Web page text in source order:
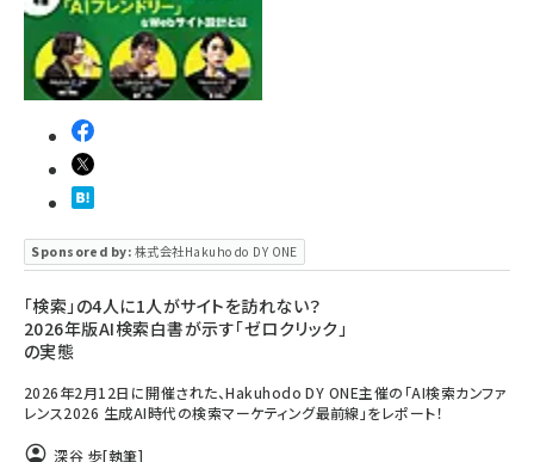
Sponsored by: 株式会社Hakuhodo DY ONE
「検索」の4人に1人がサイトを訪れない？
2026年版AI検索白書が示す「ゼロクリック」
の実態
2026年2月12日に開催された、Hakuhodo DY ONE主催の「AI検索カンファ
レンス2026 生成AI時代の検索マーケティング最前線」をレポート！
深谷 歩[執筆]